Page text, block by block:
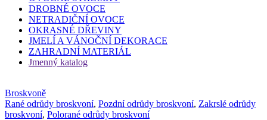
DROBNÉ OVOCE
NETRADIČNÍ OVOCE
OKRASNÉ DŘEVINY
JMELÍ A VÁNOČNÍ DEKORACE
ZAHRADNÍ MATERIÁL
Jmenný katalog
Broskvoně
Rané odrůdy broskvoní, Pozdní odrůdy broskvoní, Zakrslé odrůdy
broskvoní, Polorané odrůdy broskvoní